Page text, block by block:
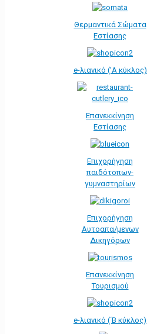
Θερμαντικά Σώματα
Εστίασης
e-λιανικό ('Α κύκλος)
Επανεκκίνηση
Εστίασης
Επιχορήγηση
παιδότοπων-
γυμναστηρίων
Επιχορήγηση
Αυτοαπα/μενων
Δικηγόρων
Επανεκκίνηση
Τουρισμού
e-λιανικό (΄Β κύκλος)